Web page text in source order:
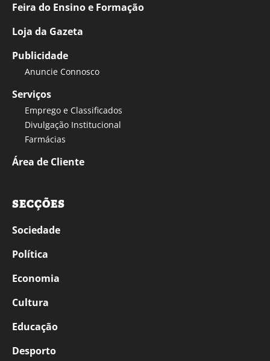
Feira do Ensino e Formação
Loja da Gazeta
Publicidade
Anuncie Connosco
Serviços
Emprego e Classificados
Divulgação Institucional
Farmácias
Área de Cliente
SECÇÕES
Sociedade
Política
Economia
Cultura
Educação
Desporto